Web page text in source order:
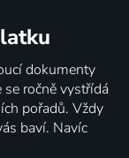
dokumenty
ročně vystřídá
pořadů. Vždy
baví. Navíc